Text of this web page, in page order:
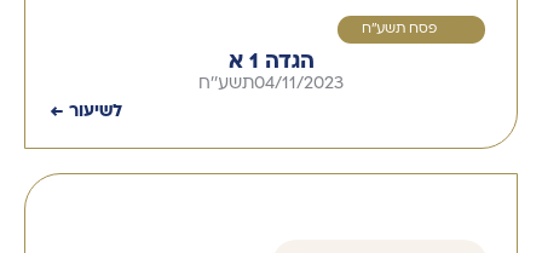
פסח תשע''ח
הגדה 1 א
04/11/2023תשע''ח
לשיעור ←